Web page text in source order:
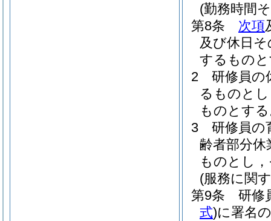
(勤務時間
第8条
次項
及び休日
するもの
2
研修員の
るものと
ものとす
3
研修員の
齢者部分
ものとし
(服務に関
第9条
研修
式)に署名